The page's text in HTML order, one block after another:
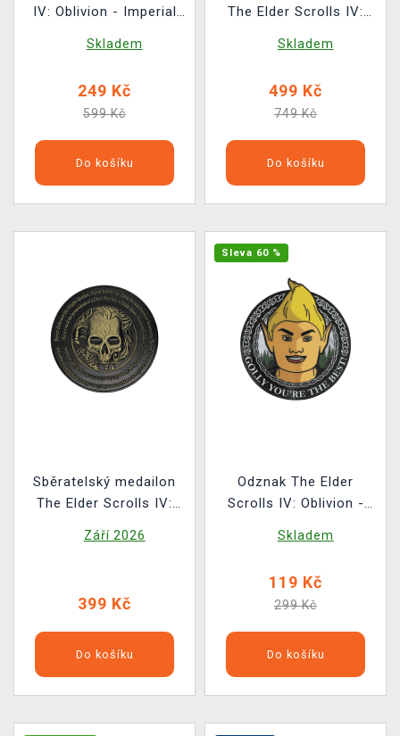
IV: Oblivion - Imperial
Skladem
249 Kč
599 Kč
Do košíku
The Elder Scrolls IV:
Skladem
499 Kč
749 Kč
Do košíku
Sběratelský medailon
The Elder Scrolls IV:
Brotherhood
Září 2026
399 Kč
Do košíku
Sleva 60 %
Odznak The Elder
Scrolls IV: Oblivion -
Skladem
119 Kč
299 Kč
Do košíku